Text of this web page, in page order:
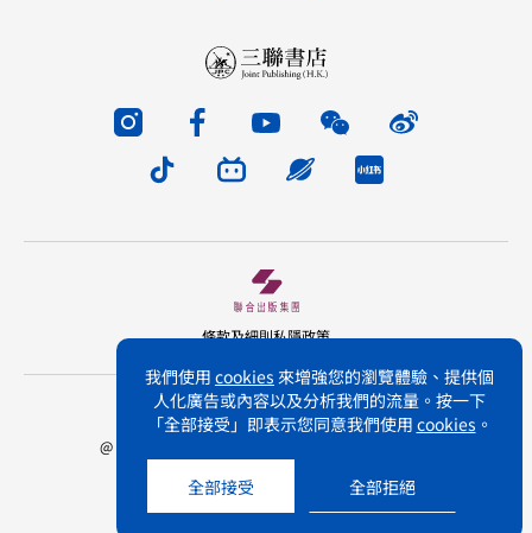
我們使用 cookies 來增強您的瀏覽體驗、提供個
人化廣告或內容以及分析我們的流量。按一下
「全部接受」即表示您同意我們使用 cookies 。
全部接受 全部拒絕
版權所有 不得轉載 三聯書店(香港)有限公司
@ Joint Publishing (Hong Kong) Company Limited.
All rights reserved.
條款及細則私隱政策